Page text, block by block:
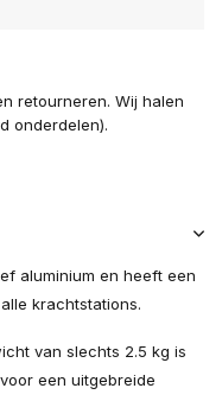
retourneren. Wij halen
onderdelen).
aluminium en heeft een
krachtstations.
van slechts 2.5 kg is
een uitgebreide